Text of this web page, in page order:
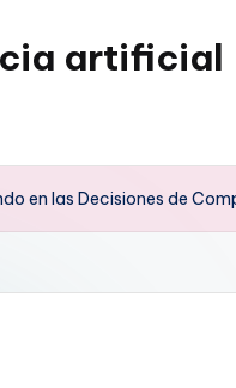
artificial
en las Decisiones de